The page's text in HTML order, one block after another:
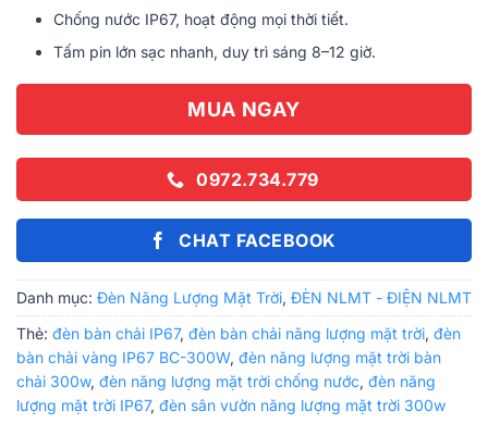
Chống nước IP67, hoạt động mọi thời tiết.
Tấm pin lớn sạc nhanh, duy trì sáng 8–12 giờ.
MUA NGAY
0972.734.779
CHAT FACEBOOK
Danh mục: Đèn Năng Lượng Mặt Trời, ĐÈN NLMT - ĐIỆN NLMT
Thẻ: đèn bàn chải IP67, đèn bàn chải năng lượng mặt trời, đèn
bàn chải vàng IP67 BC-300W, đèn năng lượng mặt trời bàn
chải 300w, đèn năng lượng mặt trời chống nước, đèn năng
lượng mặt trời IP67, đèn sân vườn năng lượng mặt trời 300w